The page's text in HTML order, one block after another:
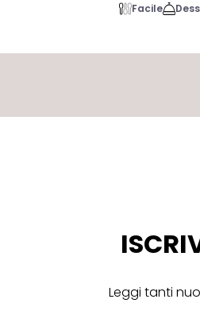
Facile
Leggi tanti